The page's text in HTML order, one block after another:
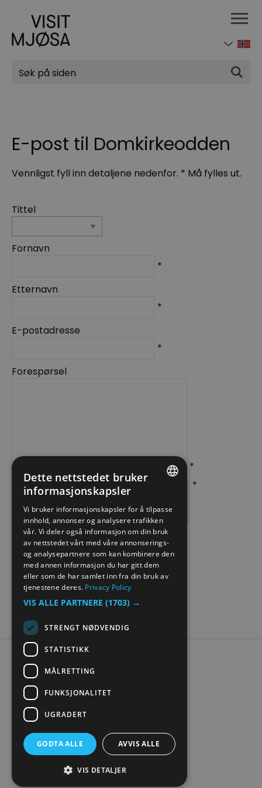
Søk
E-post til Domkirkeodden
Vennligst fyll inn detaljene nedenfor. * Må fylles ut.
Tittel
Fornavn
*
Etternavn
*
E-postadresse
*
Forespørsel
*
*
Tilgjengelighetserklæring
Personvern
Kontakt oss
Nettstedskart
© Visit Mjøsa 2026. Copyright
NORWEGIAN
GERMAN
Dette nettstedet bruker
informasjonskapsler
Vi bruker informasjonskapsler for å tilpasse
innhold, annonser og analysere trafikken
vår. Vi deler også informasjon om din bruk
av nettstedet vårt med våre annonserings-
og analysepartnere som kan kombinere den
med annen informasjon du har gitt dem
eller som de har samlet inn fra din bruk av
tjenestene deres. Privacy Policy
VIS ALLE PARTNERE (1703) →
STRENGT NØDVENDIG
STATISTIKK
MÅLRETTING
FUNKSJONALITET
UGRADERT
GODTA ALLE AVVIS ALLE
VIS DETALJER